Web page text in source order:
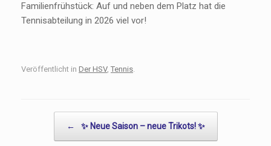
Familienfrühstück: Auf und neben dem Platz hat die
Tennisabteilung in 2026 viel vor!
Veröffentlicht in Der HSV, Tennis
← ✨ Neue Saison – neue Trikots! ✨